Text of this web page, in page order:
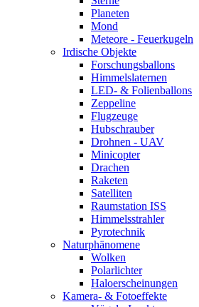
Planeten
Mond
Meteore - Feuerkugeln
Irdische Objekte
Forschungsballons
Himmelslaternen
LED- & Folienballons
Zeppeline
Flugzeuge
Hubschrauber
Drohnen - UAV
Minicopter
Drachen
Raketen
Satelliten
Raumstation ISS
Himmelsstrahler
Pyrotechnik
Naturphänomene
Wolken
Polarlichter
Haloerscheinungen
Kamera- & Fotoeffekte